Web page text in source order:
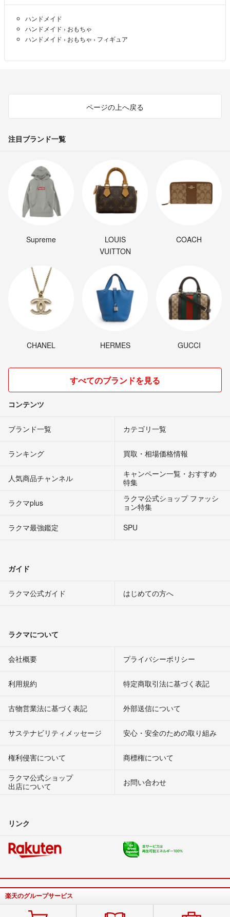
ハンドメイド
ハンドメイド › おもちゃ
ハンドメイド › おもちゃ › フィギュア
ページの上へ戻る
注目ブランド一覧
Supreme
LOUIS
VUITTON
COACH
CHANEL HERMES GUCCI
すべてのブランドを見る
コンテンツ
ブランド一覧 カテゴリ一覧
ランキング 買取・相場価格情報
人気商品チャンネル
キャンペーン一覧・おすすめ
特集
ラクマplus
ラクマ公式ショップ ファッシ
ョン特集
ラクマ最強鑑定
SPU
ガイド
ラクマ公式ガイド はじめての方へ
ラクマについて
会社概要 プライバシーポリシー
利用規約 特定商取引法に基づく表記
古物営業法に基づく表記 外部送信について
サステナビリティメッセージ 安心・安全のための取り組み
権利侵害について
商標権について
ラクマ公式ショップ
出店について
お問い合わせ
リンク
楽天のグループサービス